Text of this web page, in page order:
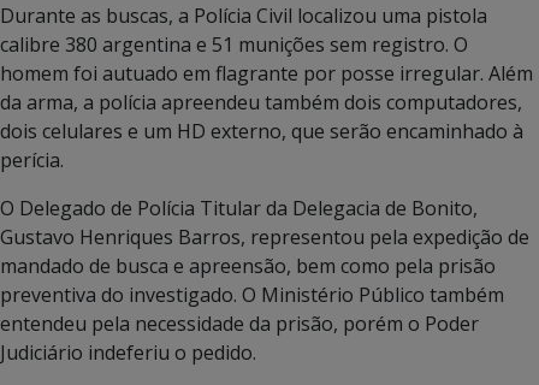
Durante as buscas, a Polícia Civil localizou uma pistola
calibre 380 argentina e 51 munições sem registro. O
homem foi autuado em flagrante por posse irregular. Além
da arma, a polícia apreendeu também dois computadores,
dois celulares e um HD externo, que serão encaminhado à
perícia.
O Delegado de Polícia Titular da Delegacia de Bonito,
Gustavo Henriques Barros, representou pela expedição de
mandado de busca e apreensão, bem como pela prisão
preventiva do investigado. O Ministério Público também
entendeu pela necessidade da prisão, porém o Poder
Judiciário indeferiu o pedido.